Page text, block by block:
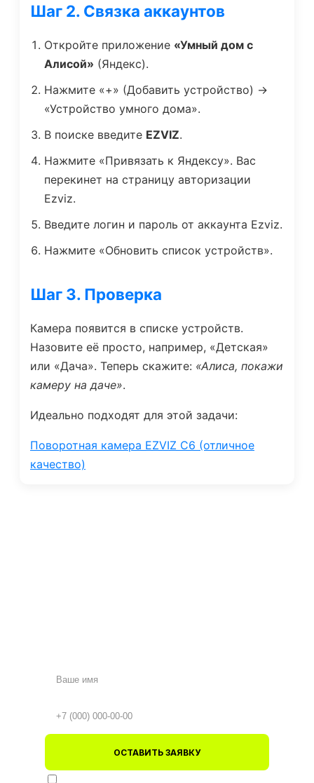
Шаг 2. Связка аккаунтов
Откройте приложение «Умный дом с
Алисой» (Яндекс).
Нажмите «+» (Добавить устройство) ->
«Устройство умного дома».
В поиске введите EZVIZ.
Нажмите «Привязать к Яндексу». Вас
перекинет на страницу авторизации
Ezviz.
Введите логин и пароль от аккаунта Ezviz.
Нажмите «Обновить список устройств».
Шаг 3. Проверка
Камера появится в списке устройств.
Назовите её просто, например, «Детская»
или «Дача». Теперь скажите: «Алиса, покажи
камеру на даче».
Идеально подходят для этой задачи:
Поворотная камера EZVIZ C6 (отличное
качество)
ОСТАВИТЬ ЗАЯВКУ